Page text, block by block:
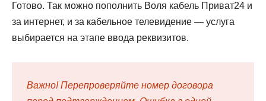
Готово. Так можно пополнить Воля кабель Приват24 и
за интернет, и за кабельное телевидение — услуга
выбирается на этапе ввода реквизитов.
Важно! Перепроверяйте номер договора